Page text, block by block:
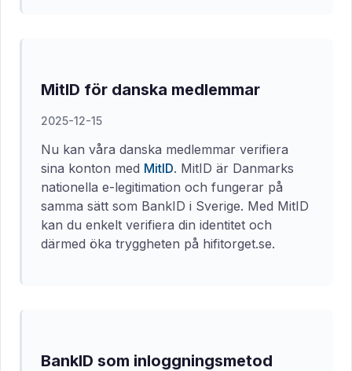
MitID för danska medlemmar
2025-12-15
Nu kan våra danska medlemmar verifiera
sina konton med MitID. MitID är Danmarks
nationella e-legitimation och fungerar på
samma sätt som BankID i Sverige. Med MitID
kan du enkelt verifiera din identitet och
därmed öka tryggheten på hifitorget.se.
BankID som inloggningsmetod